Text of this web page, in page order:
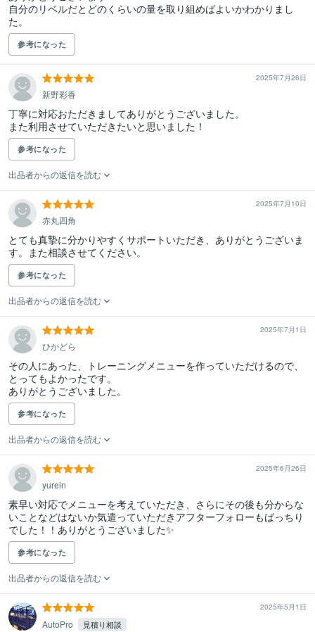
自分のリベルだとどのくらいの量を取り組めばよいかわかりまし
た。
参考になった
2025年7月26日
新野彩香
丁寧に対応おただきましてありがとうございました。
また利用させていただきたいと思いました！
参考になった
出品者からの返信を読む
2025年7月10日
赤丸四角
とても真摯に分かりやすくサポートいただき、ありがとうございま
す。また相談させてください。
参考になった
出品者からの返信を読む
2025年7月1日
ひかどら
その人にあった、トレーニングメニューを作っていただけるので、
とってもよかったです。
ありがとうございました。
参考になった
出品者からの返信を読む
2025年6月26日
yurein
素早い対応でメニューを考えていただき、さらにその後も分からな
いことなどはないか気遣っていただきアフターフォローもばっちり
でした！！ありがとうございました✨
参考になった
出品者からの返信を読む
2025年5月1日
AutoPro 見積り相談